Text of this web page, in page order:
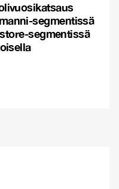
segmentissä
segmentissä